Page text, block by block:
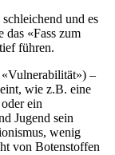
und es
das «Fass zum
führen.
–
wie z.B. eine
ein
Jugend sein
wenig
von Botenstoffen